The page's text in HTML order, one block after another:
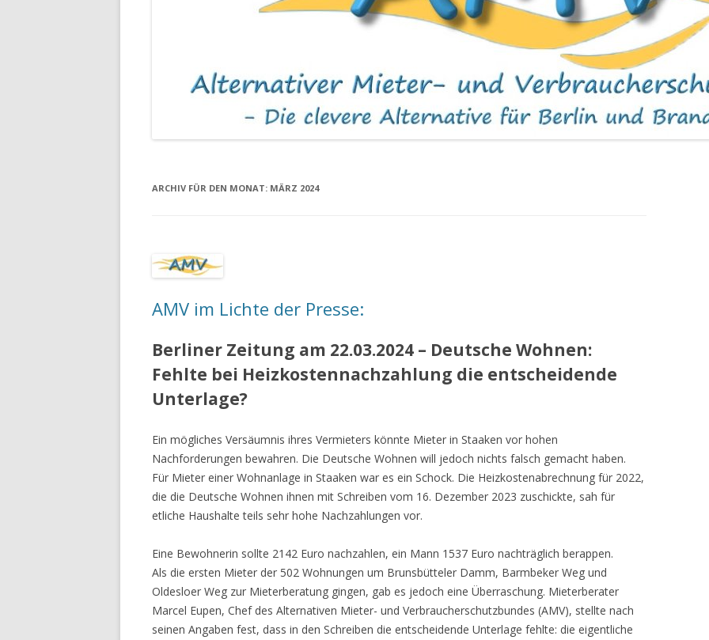
SCHÖNHEITSREPARATUREN
ARCHIV FÜR DEN MONAT: MÄRZ 2024
AMV im Lichte der Presse:
Berliner Zeitung am 22.03.2024 – Deutsche Wohnen:
Fehlte bei Heizkostennachzahlung die entscheidende
Unterlage?
Ein mögliches Versäumnis ihres Vermieters könnte Mieter in Staaken vor hohen
Nachforderungen bewahren. Die Deutsche Wohnen will jedoch nichts falsch gemacht haben.
Für Mieter einer Wohnanlage in Staaken war es ein Schock. Die Heizkostenabrechnung für 2022,
die die Deutsche Wohnen ihnen mit Schreiben vom 16. Dezember 2023 zuschickte, sah für
etliche Haushalte teils sehr hohe Nachzahlungen vor.
Eine Bewohnerin sollte 2142 Euro nachzahlen, ein Mann 1537 Euro nachträglich berappen.
Als die ersten Mieter der 502 Wohnungen um Brunsbütteler Damm, Barmbeker Weg und
Oldesloer Weg zur Mieterberatung gingen, gab es jedoch eine Überraschung. Mieterberater
Marcel Eupen, Chef des Alternativen Mieter- und Verbraucherschutzbundes (AMV), stellte nach
seinen Angaben fest, dass in den Schreiben die entscheidende Unterlage fehlte: die eigentliche